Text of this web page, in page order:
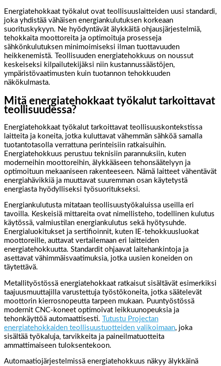
Energiatehokkaat työkalut ovat teollisuuslaitteiden uusi standardi,
joka yhdistää vähäisen energiankulutuksen korkeaan
suorituskykyyn. Ne hyödyntävät älykkäitä ohjausjärjestelmiä,
tehokkaita moottoreita ja optimoituja prosesseja
sähkönkulutuksen minimoimiseksi ilman tuottavuuden
heikkenemistä. Teollisuuden energiatehokkuus on noussut
keskeiseksi kilpailutekijäksi niin kustannussäästöjen,
ympäristövaatimusten kuin tuotannon tehokkuuden
näkökulmasta.
Mitä energiatehokkaat työkalut tarkoittavat
teollisuudessa?
Energiatehokkaat työkalut tarkoittavat teollisuuskontekstissa
laitteita ja koneita, jotka kuluttavat vähemmän sähköä samalla
tuotantotasolla verrattuna perinteisiin ratkaisuihin.
Energiatehokkuus perustuu teknisiin parannuksiin, kuten
moderneihin moottoreihin, älykkääseen tehonsäätelyyn ja
optimoituun mekaaniseen rakenteeseen. Nämä laitteet vähentävät
energiahävikkiä ja muuttavat suuremman osan käytetystä
energiasta hyödylliseksi työsuoritukseksi.
Energiankulutusta mitataan teollisuustyökaluissa useilla eri
tavoilla. Keskeisiä mittareita ovat nimellisteho, todellinen kulutus
käytössä, valmiustilan energiankulutus sekä hyötysuhde.
Energialuokitukset ja sertifioinnit, kuten IE-tehokkuusluokat
moottoreille, auttavat vertailemaan eri laitteiden
energiatehokkuutta. Standardit ohjaavat laitehankintoja ja
asettavat vähimmäisvaatimuksia, jotka uusien koneiden on
täytettävä.
Metallityöstössä energiatehokkaat ratkaisut sisältävät esimerkiksi
taajuusmuuttajilla varustettuja työstökoneita, jotka säätelevät
moottorin kierrosnopeutta tarpeen mukaan. Puuntyöstössä
modernit CNC-koneet optimoivat leikkuunopeuksia ja
tehonkäyttöä automaattisesti.
Tutustu Projectan
energiatehokkaiden teollisuustuotteiden valikoimaan, joka
sisältää työkaluja, tarvikkeita ja paineilmatuotteita
ammattimaiseen tuloksentekoon.
Automaatiojärjestelmissä energiatehokkuus näkyy älykkäinä